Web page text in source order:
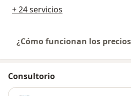
+ 24 servicios
¿Cómo funcionan los
Consultorio